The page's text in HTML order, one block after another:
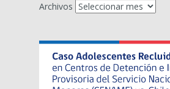
Archivos